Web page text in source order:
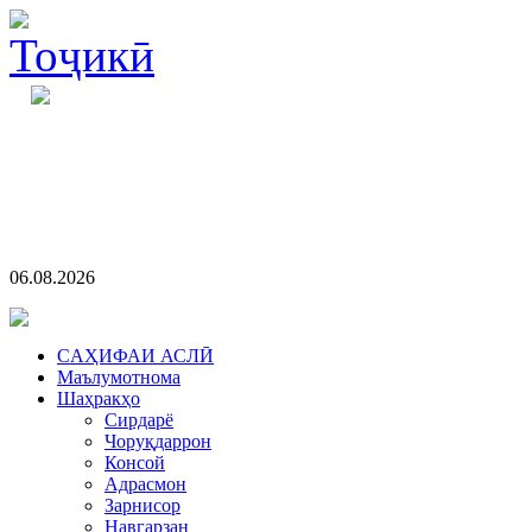
06.08.2026
CАҲИФАИ АСЛӢ
Маълумотнома
Шаҳракҳо
Сирдарё
Чоруқдаррон
Консой
Адрасмон
Зарнисор
Навгарзан